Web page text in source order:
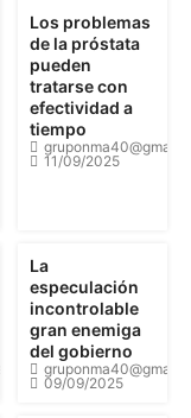
Los problemas
de la próstata
pueden
tratarse con
efectividad a
tiempo
11/09/2025
La
especulación
incontrolable
gran enemiga
del gobierno
09/09/2025